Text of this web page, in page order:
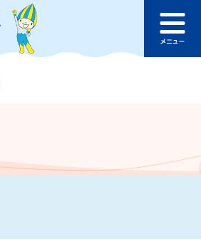
このページの本文へ
ュ